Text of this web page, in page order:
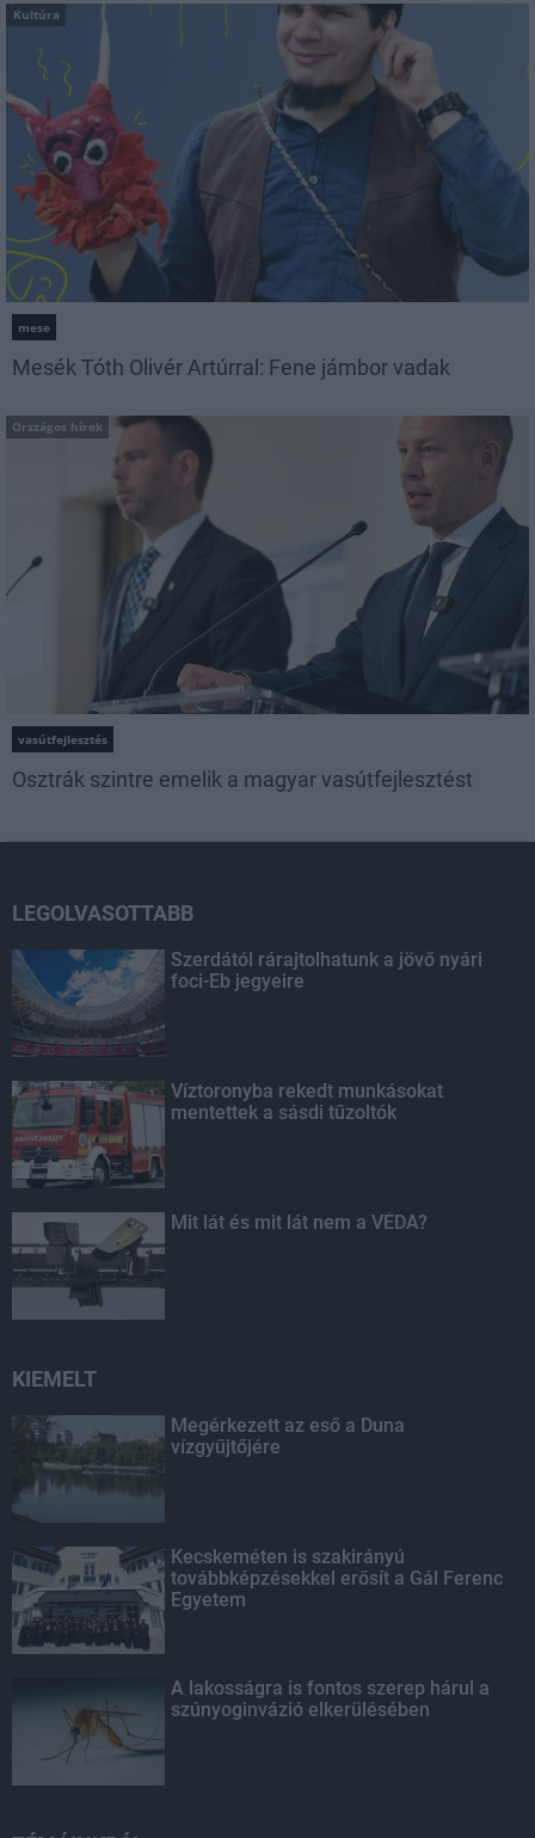
Kultúra
mese
Mesék Tóth Olivér Artúrral: Fene jámbor vadak
Országos hírek
vasútfejlesztés
Osztrák szintre emelik a magyar vasútfejlesztést
LEGOLVASOTTABB
Szerdától rárajtolhatunk a jövő nyári
foci-Eb jegyeire
Víztoronyba rekedt munkásokat
mentettek a sásdi tűzoltók
Mit lát és mit lát nem a VÉDA?
KIEMELT
Megérkezett az eső a Duna
vízgyűjtőjére
Kecskeméten is szakirányú
továbbképzésekkel erősít a Gál Ferenc
Egyetem
A lakosságra is fontos szerep hárul a
szúnyoginvázió elkerülésében